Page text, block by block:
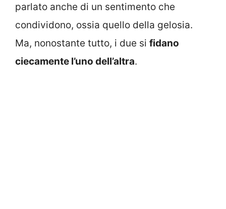
parlato anche di un sentimento che
condividono, ossia quello della gelosia.
Ma, nonostante tutto, i due si fidano
ciecamente l’uno dell’altra.